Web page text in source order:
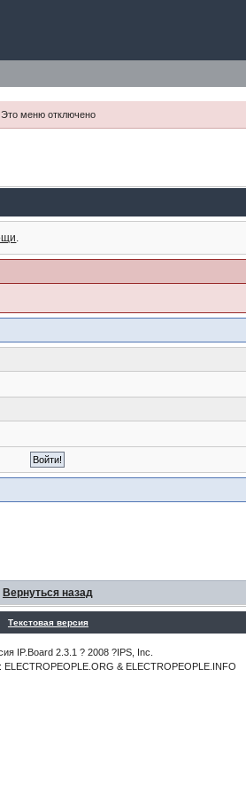
Это меню отключено
.
Вернуться назад
Текстовая версия
IP.Board 2.3.1 ? 2008 ?IPS, Inc.
ELECTROPEOPLE.ORG & ELECTROPEOPLE.INFO